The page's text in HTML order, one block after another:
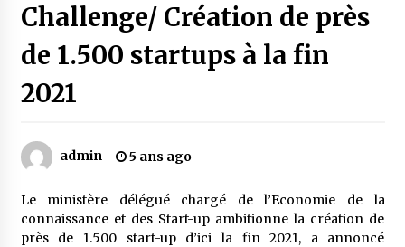
Magie de sorcier
4 ans ago
montagnards
4 ans ago
Challenge/ Création de près
de 1.500 startups à la fin
2021
admin 5 ans ago
Le ministère délégué chargé de l’Economie de la
connaissance et des Start-up ambitionne la création de
près de 1.500 start-up d’ici la fin 2021, a annoncé